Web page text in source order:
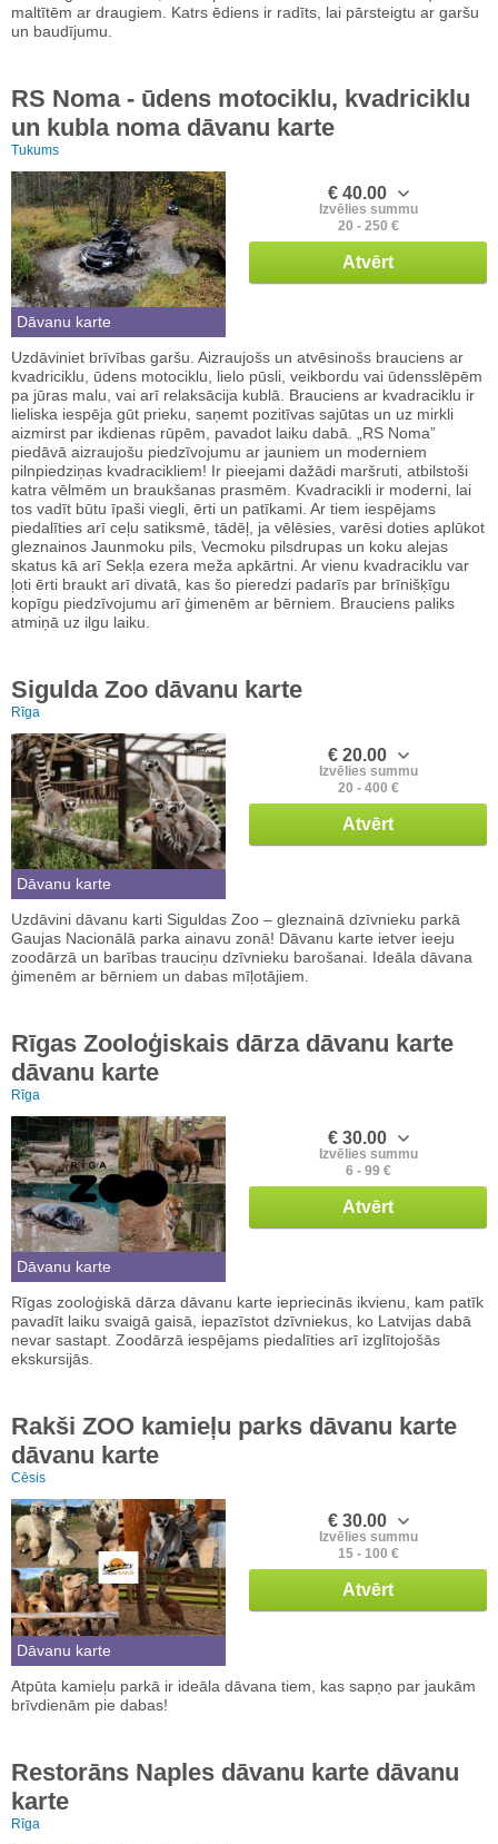
maltītēm ar draugiem. Katrs ēdiens ir radīts, lai pārsteigtu ar garšu
un baudījumu.
RS Noma - ūdens motociklu, kvadriciklu
un kubla noma dāvanu karte
Tukums
Dāvanu karte
€ 40.00
Izvēlies summu
20 - 250 €
Atvērt
Uzdāviniet brīvības garšu. Aizraujošs un atvēsinošs brauciens ar
kvadriciklu, ūdens motociklu, lielo pūsli, veikbordu vai ūdensslēpēm
pa jūras malu, vai arī relaksācija kublā. Brauciens ar kvadraciklu ir
lieliska iespēja gūt prieku, saņemt pozitīvas sajūtas un uz mirkli
aizmirst par ikdienas rūpēm, pavadot laiku dabā. „RS Noma”
piedāvā aizraujošu piedzīvojumu ar jauniem un moderniem
pilnpiedziņas kvadracikliem! Ir pieejami dažādi maršruti, atbilstoši
katra vēlmēm un braukšanas prasmēm. Kvadracikli ir moderni, lai
tos vadīt būtu īpaši viegli, ērti un patīkami. Ar tiem iespējams
piedalīties arī ceļu satiksmē, tādēļ, ja vēlēsies, varēsi doties aplūkot
gleznainos Jaunmoku pils, Vecmoku pilsdrupas un koku alejas
skatus kā arī Sekļa ezera meža apkārtni. Ar vienu kvadraciklu var
ļoti ērti braukt arī divatā, kas šo pieredzi padarīs par brīnišķīgu
kopīgu piedzīvojumu arī ģimenēm ar bērniem. Brauciens paliks
atmiņā uz ilgu laiku.
Sigulda Zoo dāvanu karte
Rīga
Dāvanu karte
€ 20.00
Izvēlies summu
20 - 400 €
Atvērt
Uzdāvini dāvanu karti Siguldas Zoo – gleznainā dzīvnieku parkā
Gaujas Nacionālā parka ainavu zonā! Dāvanu karte ietver ieeju
zoodārzā un barības trauciņu dzīvnieku barošanai. Ideāla dāvana
ģimenēm ar bērniem un dabas mīļotājiem.
Rīgas Zooloģiskais dārza dāvanu karte
dāvanu karte
Rīga
Dāvanu karte
€ 30.00
Izvēlies summu
6 - 99 €
Atvērt
Rīgas zooloģiskā dārza dāvanu karte iepriecinās ikvienu, kam patīk
pavadīt laiku svaigā gaisā, iepazīstot dzīvniekus, ko Latvijas dabā
nevar sastapt. Zoodārzā iespējams piedalīties arī izglītojošās
ekskursijās.
Rakši ZOO kamieļu parks dāvanu karte
dāvanu karte
Cēsis
Dāvanu karte
€ 30.00
Izvēlies summu
15 - 100 €
Atvērt
Atpūta kamieļu parkā ir ideāla dāvana tiem, kas sapņo par jaukām
brīvdienām pie dabas!
Restorāns Naples dāvanu karte dāvanu
karte
Rīga